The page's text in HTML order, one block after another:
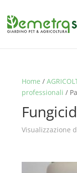
Home /
professionali /
Visualizzazione